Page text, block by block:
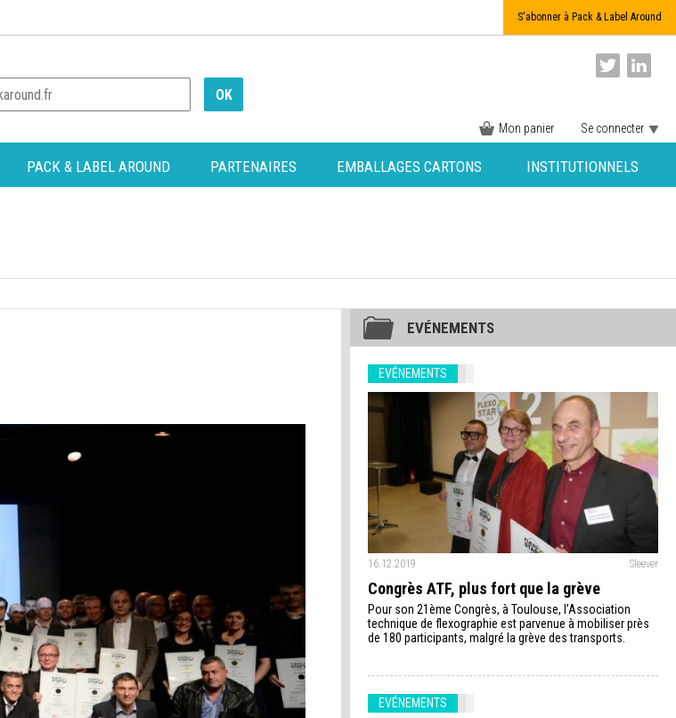
S'abonner à Pack & Label Around
Mon panier Se connecter
PACK & LABEL AROUND PARTENAIRES EMBALLAGES CARTONS INSTITUTIONNELS
EVÉNEMENTS
EVÉNEMENTS
16.12.2019 Sleever
Congrès ATF, plus fort que la grève
Pour son 21ème Congrès, à Toulouse, l’Association
technique de flexographie est parvenue à mobiliser près
de 180 participants, malgré la grève des transports.
EVÉNEMENTS